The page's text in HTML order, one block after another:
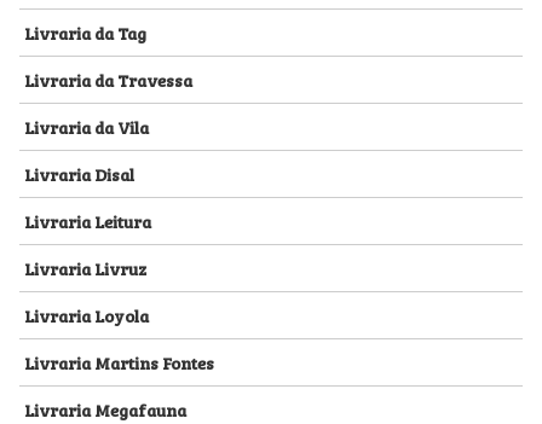
Livraria da Tag
Livraria da Travessa
Livraria da Vila
Livraria Disal
Livraria Leitura
Livraria Livruz
Livraria Loyola
Livraria Martins Fontes
Livraria Megafauna